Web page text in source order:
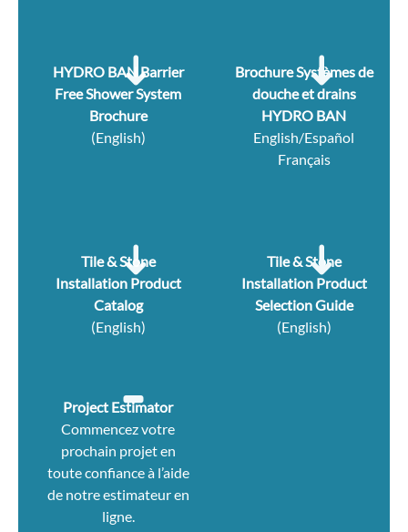
HYDRO BAN Barrier
Free Shower System
Brochure
(English)
Brochure Systèmes de
douche et drains
HYDRO BAN
English/Español
Français
Tile & Stone
Installation Product
Catalog
(English)
Tile & Stone
Installation Product
Selection Guide
(English)
Project Estimator
Commencez votre
prochain projet en
toute confiance à l’aide
de notre estimateur en
ligne.